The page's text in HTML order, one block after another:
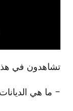
تشاهدون في
- ما هي